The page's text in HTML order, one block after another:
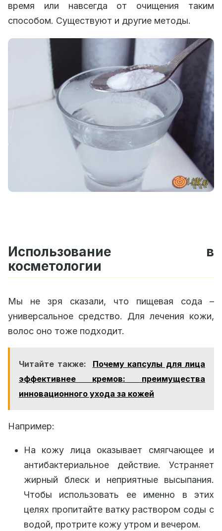
время или навсегда от очищения таким
способом. Существуют и другие методы.
Использование в
косметологии
Мы не зря сказали, что пищевая сода –
универсальное средство. Для лечения кожи,
волос оно тоже подходит.
Читайте также:
Почему капсулы для лица
эффективнее кремов: преимущества
инновационного ухода за кожей
Например:
На кожу лица оказывает смягчающее и
антибактериальное действие. Устраняет
жирный блеск и неприятные высыпания.
Чтобы использовать ее именно в этих
целях пропитайте ватку раствором соды с
водой, протрите кожу утром и вечером.